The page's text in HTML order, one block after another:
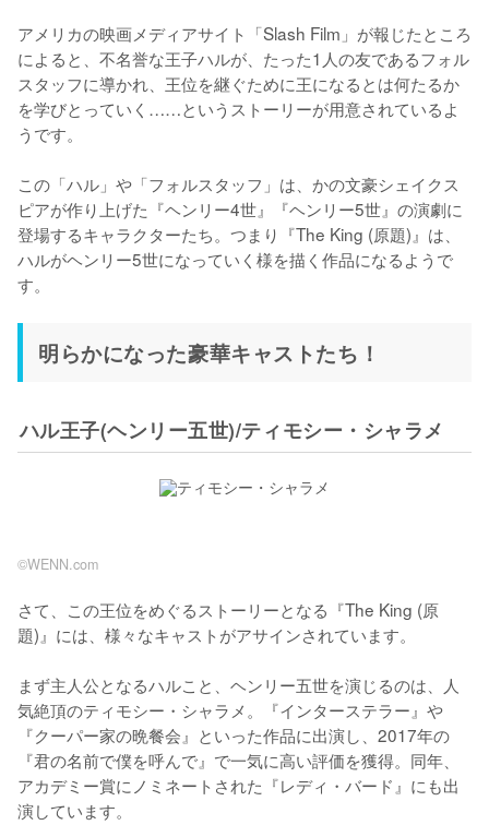
アメリカの映画メディアサイト「Slash Film」が報じたところ
によると、不名誉な王子ハルが、たった1人の友であるフォル
スタッフに導かれ、王位を継ぐために王になるとは何たるか
を学びとっていく……というストーリーが用意されているよ
うです。
この「ハル」や「フォルスタッフ」は、かの文豪シェイクス
ピアが作り上げた『ヘンリー4世』『ヘンリー5世』の演劇に
登場するキャラクターたち。つまり『The King (原題)』は、
ハルがヘンリー5世になっていく様を描く作品になるようで
す。
明らかになった豪華キャストたち！
ハル王子(ヘンリー五世)/ティモシー・シャラメ
©WENN.com
さて、この王位をめぐるストーリーとなる『The King (原
題)』には、様々なキャストがアサインされています。
まず主人公となるハルこと、ヘンリー五世を演じるのは、人
気絶頂のティモシー・シャラメ。『インターステラー』や
『クーパー家の晩餐会』といった作品に出演し、2017年の
『君の名前で僕を呼んで』で一気に高い評価を獲得。同年、
アカデミー賞にノミネートされた『レディ・バード』にも出
演しています。